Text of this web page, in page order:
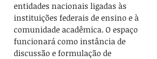
entidades nacionais ligadas às
instituições federais de ensino e à
comunidade acadêmica. O espaço
funcionará como instância de
discussão e formulação de